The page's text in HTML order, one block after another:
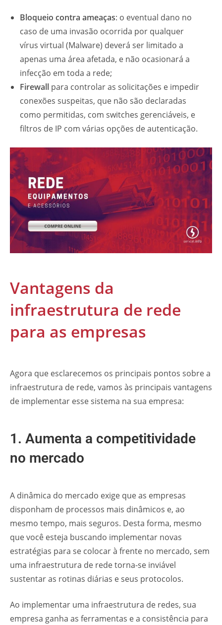
Bloqueio contra ameaças: o eventual dano no
caso de uma invasão ocorrida por qualquer
vírus virtual (Malware) deverá ser limitado a
apenas uma área afetada, e não ocasionará a
infecção em toda a rede;
Firewall para controlar as solicitações e impedir
conexões suspeitas, que não são declaradas
como permitidas, com switches gerenciáveis, e
filtros de IP com várias opções de autenticação.
Vantagens da
infraestrutura de rede
para as empresas
Agora que esclarecemos os principais pontos sobre a
infraestrutura de rede, vamos às principais vantagens
de implementar esse sistema na sua empresa:
1. Aumenta a competitividade
no mercado
A dinâmica do mercado exige que as empresas
disponham de processos mais dinâmicos e, ao
mesmo tempo, mais seguros. Desta forma, mesmo
que você esteja buscando implementar novas
estratégias para se colocar à frente no mercado, sem
uma infraestrutura de rede torna-se inviável
sustentar as rotinas diárias e seus protocolos.
Ao implementar uma infraestrutura de redes, sua
empresa ganha as ferramentas e a consistência para